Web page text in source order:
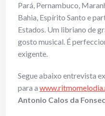
Pará, Pernambuco,
Bahia, Espírito Santo e
Estados. Um libriano de
gosto musical. É
exigente.
Segue abaixo entrevista
para a
Antonio Calos da